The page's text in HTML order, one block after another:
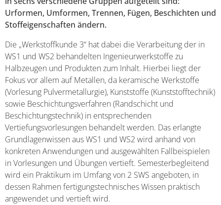
Urformen, Umformen, Trennen, Fügen, Beschichten und
Stoffeigenschaften ändern.
Die „Werkstoffkunde 3“ hat dabei die Verarbeitung der in
WS1 und WS2 behandelten Ingenieurwerkstoffe zu
Halbzeugen und Produkten zum Inhalt. Hierbei liegt der
Fokus vor allem auf Metallen, da keramische Werkstoffe
(Vorlesung Pulvermetallurgie), Kunststoffe (Kunststofftechnik)
sowie Beschichtungsverfahren (Randschicht und
Beschichtungstechnik) in entsprechenden
Vertiefungsvorlesungen behandelt werden. Das erlangte
Grundlagenwissen aus WS1 und WS2 wird anhand von
konkreten Anwendungen und ausgewählten Fallbeispielen
in Vorlesungen und Übungen vertieft. Semesterbegleitend
wird ein Praktikum im Umfang von 2 SWS angeboten, in
dessen Rahmen fertigungstechnisches Wissen praktisch
angewendet und vertieft wird.